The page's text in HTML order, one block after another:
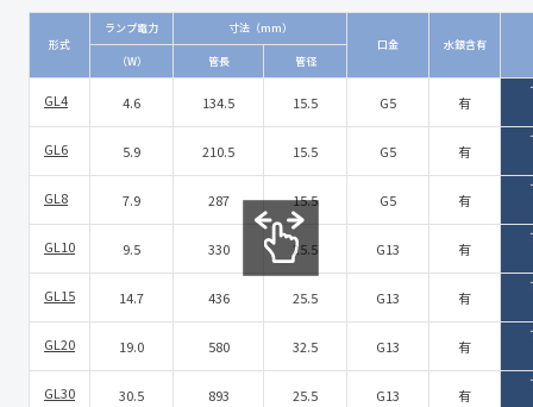
形式
ランプ電力
寸法（mm）
口金
水銀含有
（W）
管長 管径
GL4 4.6 134.5 15.5 G5 有
GL6 5.9 210.5 15.5 G5 有
GL8 7.9 287 15.5 G5 有
GL10 9.5 330 25.5 G13 有
GL15 14.7 436 25.5 G13 有
GL20 19.0 580 32.5 G13 有
GL30 30.5 893 25.5 G13 有